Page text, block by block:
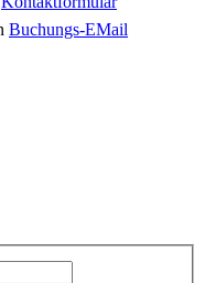
Buchungs-EMail